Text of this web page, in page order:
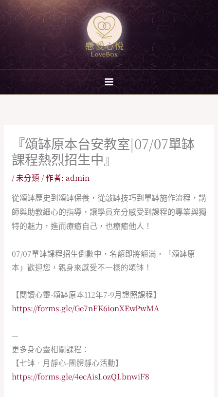
跳
至
主
要
內
『頌缽原本台安教室|07/07單缽
課程熱烈招生中』
/未分類 / 作者: admin
從頌缽歷史到頌缽保養，從敲缽技巧到單缽施作流程，講
師與助教細心的指導，讓學員充分感受到課程的專業與獨
特的魅力，進而療癒自己，也療癒他人！
07/07單缽課程招生倒數中，名額即將額滿，「頌缽原
本」歡迎您，親身來感受不一樣的頌缽！
【閱讀心靈-頌缽原本112年7-9月證照課程】
https://forms.gle/Ge7nFK6ionXEwPwMA
—
更多身心靈相關課程：
【七缽•月靜心-團體靜心活動】
https://forms.gle/4ecAisLozQLbnwiF8